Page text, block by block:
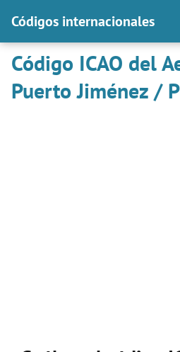
Códigos internacionales
Código ICAO del
Puerto Jiménez /